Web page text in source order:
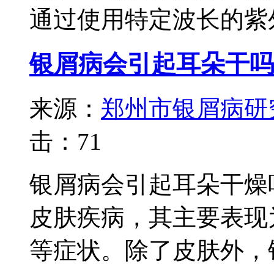
通过使用特定波长的
银屑病会引起耳朵干吗
来源： 郑州市银屑病研
击： 71
银屑病会引起耳朵干
皮肤疾病，其主要表
等症状。除了皮肤外